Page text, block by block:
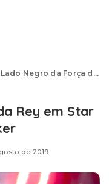
Negro da Força da Rey em Star Wars: Ascensão Skywalker
Rey em Star
de 2019